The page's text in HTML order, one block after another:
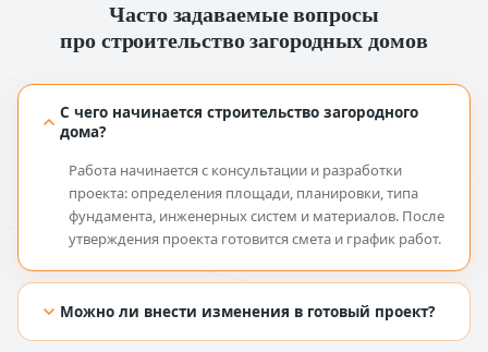
Часто задаваемые вопросы
про строительство загородных домов
С чего начинается строительство загородного
дома?
Работа начинается с консультации и разработки
проекта: определения площади, планировки, типа
фундамента, инженерных систем и материалов. После
утверждения проекта готовится смета и график работ.
Можно ли внести изменения в готовый проект?